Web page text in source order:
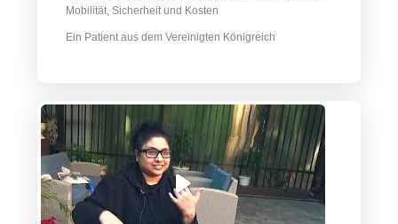
Mobilität, Sicherheit und Kosten
Ein Patient aus dem Vereinigten Königreich